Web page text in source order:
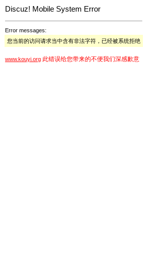
Discuz! Mobile System Error
Error messages:
您当前的访问请求当中含有非法字符，已经被系统拒绝
www.kouyi.org 此错误给您带来的不便我们深感歉意